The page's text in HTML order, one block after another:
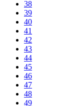
38
39
40
41
42
43
44
45
46
47
48
49